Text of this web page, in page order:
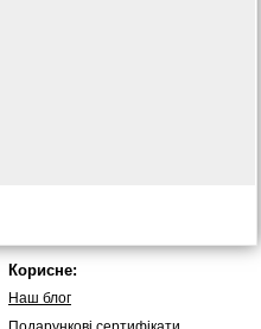
Корисне:
Наш блог